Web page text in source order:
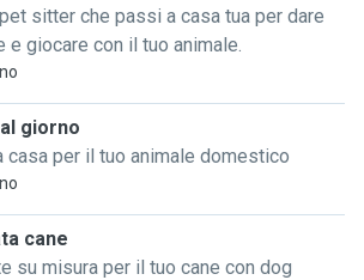
sitter che passi a casa tua per dare
e giocare con il tuo animale.
giorno
casa per il tuo animale domestico
cane
su misura per il tuo cane con dog